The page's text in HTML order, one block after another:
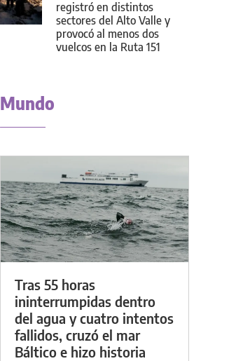
registró en distintos
sectores del Alto Valle y
provocó al menos dos
vuelcos en la Ruta 151
Mundo
Tras 55 horas
ininterrumpidas dentro
del agua y cuatro intentos
fallidos, cruzó el mar
Báltico e hizo historia